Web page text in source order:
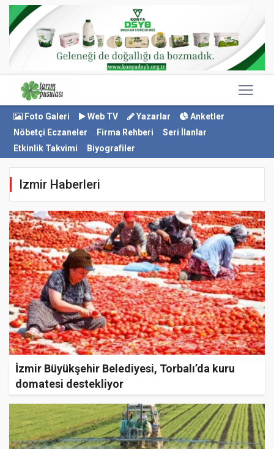
Foto Galeri Web TV Yazarlar
Anketler
Nöbetçi Eczaneler
Firma Rehberi
Seri İlanlar
Etkinlik Takvimi
Biyografiler
Izmir Haberleri
İzmir Büyükşehir Belediyesi, Torbalı’da kuru
domatesi destekliyor